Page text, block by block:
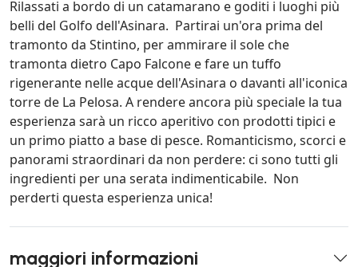
Rilassati a bordo di un catamarano e goditi i luoghi più
belli del Golfo dell'Asinara. Partirai un'ora prima del
tramonto da Stintino, per ammirare il sole che
tramonta dietro Capo Falcone e fare un tuffo
rigenerante nelle acque dell'Asinara o davanti all'iconica
torre de La Pelosa. A rendere ancora più speciale la tua
esperienza sarà un ricco aperitivo con prodotti tipici e
un primo piatto a base di pesce. Romanticismo, scorci e
panorami straordinari da non perdere: ci sono tutti gli
ingredienti per una serata indimenticabile. Non
perderti questa esperienza unica!
maggiori informazioni